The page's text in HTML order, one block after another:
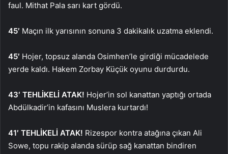
faul. Mithat Pala sarı kart gördü.
45′ Maçın ilk yarısının sonuna 3 dakikalık uzatma eklendi.
45′ Hojer, topsuz alanda Osimhen’le girdiği mücadelede
yerde kaldı. Hakem Zorbay Küçük oyunu durdurdu.
43′ TEHLİKELİ ATAK! Hojer’in sol kanattan yaptığı ortada
Abdülkadir’in kafasını Muslera kurtardı!
41′ TEHLİKELİ ATAK! Rizespor kontra atağına çıkan Ali
Sowe, topu rakip alanda sürüp sağ kanattan bindiren